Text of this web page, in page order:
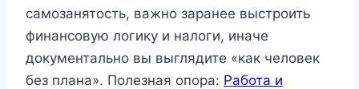
самозанятость, важно заранее выстроить
финансовую логику и налоги, иначе
документально вы выглядите «как человек
без плана». Полезная опора: Работа и